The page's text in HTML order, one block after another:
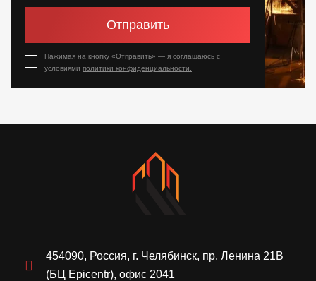
Отправить
Нажимая на кнопку «Отправить» — я соглашаюсь с
условиями политики конфиденциальности.
454090, Россия, г. Челябинск, пр. Ленина 21В
(БЦ Epicentr), офис 2041